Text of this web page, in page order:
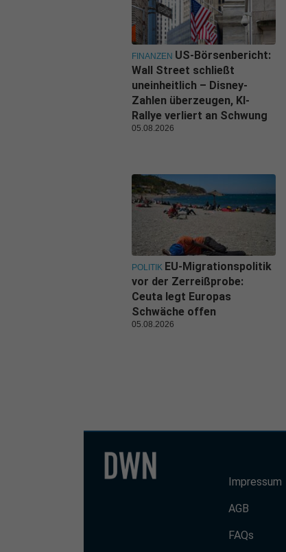
FINANZEN US-Börsenbericht:
Wall Street schließt
uneinheitlich – Disney-
Zahlen überzeugen, KI-
Rallye verliert an Schwung
05.08.2026
POLITIK EU-Migrationspolitik
vor der Zerreißprobe:
Ceuta legt Europas
Schwäche offen
05.08.2026
Impressum
AGB
FAQs